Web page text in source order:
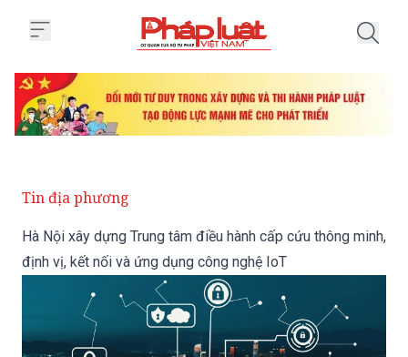
Tin địa phương
Hà Nội xây dựng Trung tâm điều hành cấp cứu thông minh,
định vị, kết nối và ứng dụng công nghệ IoT